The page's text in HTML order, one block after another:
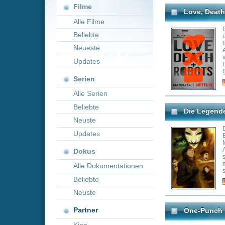
Serien
Alle Serien
Beliebte
Neuste
Dokus
Alle Dokumentationen
Beliebte
Neuste
Partner
Kion
Anthologieserie
vom
David Fincher
Club“) und
inszenierte.
Genre:
Die Legende von Korra
Die Serie spielt
Buch 4 Comic
Mädchen aus
Avatar. Sie hat
sie Republic
angeführt
Genre:
One-Punch Man
Die Story findet
\"City Z\" statt.
wieder
Saitama, der
Gegner mit
übermäßigen
stärkere Gegner
Genre:
Naruto: Shippûden